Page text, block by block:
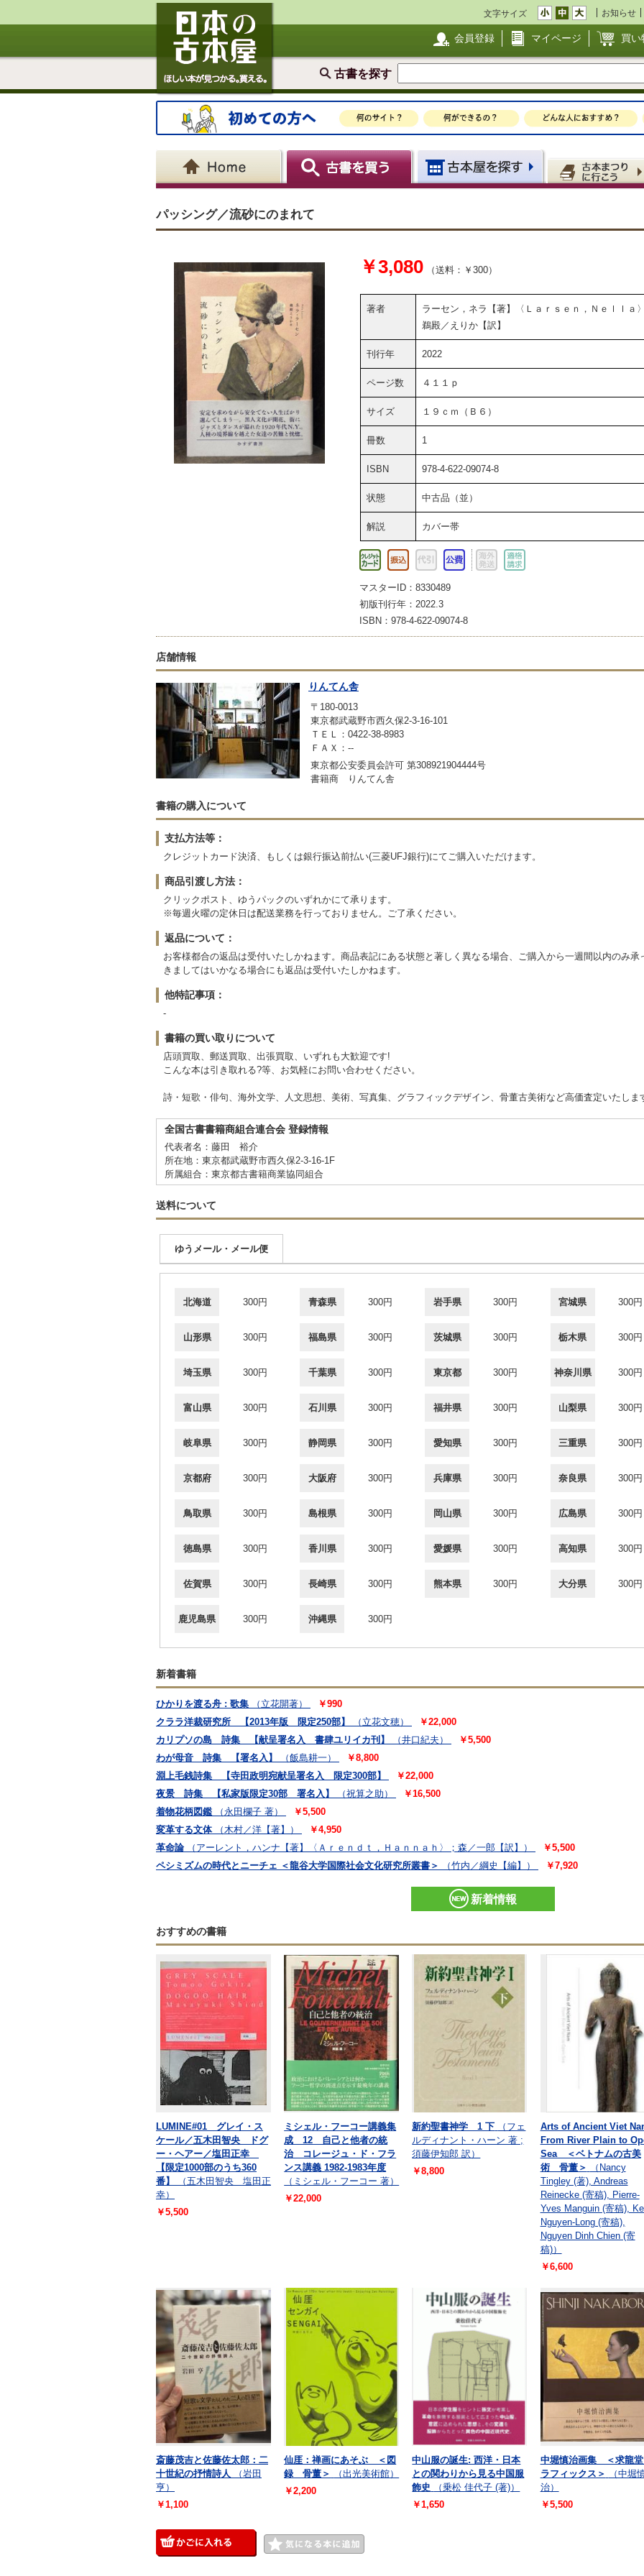
文字サイズ お知らせ
会員登録 マイページ 買い
古書を探す
パッシング／流砂にのまれて
￥3,080 （送料：￥300）
著者
ラーセン，ネラ【著】〈Ｌａｒｓｅｎ，Ｎｅｌｌａ
鵜殿／えりか【訳】
刊行年 2022
ページ数 ４１１ｐ
サイズ １９ｃｍ（Ｂ６）
冊数 1
ISBN 978-4-622-09074-8
状態 中古品（並）
解説 カバー帯
マスターID：8330489
初版刊行年：2022.3
ISBN：978-4-622-09074-8
店舗情報
りんてん舎
〒180-0013
東京都武蔵野市西久保2-3-16-101
ＴＥＬ：0422-38-8983
ＦＡＸ：--
東京都公安委員会許可 第308921904444号
書籍商 りんてん舎
書籍の購入について
支払方法等：
クレジットカード決済、もしくは銀行振込前払い(三菱UFJ銀行)にてご購入いただけます。
商品引渡し方法：
クリックポスト、ゆうパックのいずれかにて承ります。
※毎週火曜の定休日は配送業務を行っておりません。ご了承ください。
返品について：
お客様都合の返品は受付いたしかねます。商品表記にある状態と著しく異なる場合、ご購入から一週間以内のみ
きましてはいかなる場合にも返品は受付いたしかねます。
他特記事項：
-
書籍の買い取りについて
店頭買取、郵送買取、出張買取、いずれも大歓迎です!
こんな本は引き取れる?等、お気軽にお問い合わせください。
詩・短歌・俳句、海外文学、人文思想、美術、写真集、グラフィックデザイン、骨董古美術など高価査定いたしま
全国古書書籍商組合連合会 登録情報
代表者名：藤田 裕介
所在地：東京都武蔵野市西久保2-3-16-1F
所属組合：東京都古書籍商業協同組合
送料について
ゆうメール・メール便
北海道 300円 青森県 300円 岩手県 300円 宮城県 300円
山形県 300円 福島県 300円 茨城県 300円 栃木県 300円
埼玉県 300円 千葉県 300円 東京都 300円 神奈川県 300円
富山県 300円 石川県 300円 福井県 300円 山梨県 300円
岐阜県 300円 静岡県 300円 愛知県 300円 三重県 300円
京都府 300円 大阪府 300円 兵庫県 300円 奈良県 300円
鳥取県 300円 島根県 300円 岡山県 300円 広島県 300円
徳島県 300円 香川県 300円 愛媛県 300円 高知県 300円
佐賀県 300円 長崎県 300円 熊本県 300円 大分県 300円
鹿児島県 300円 沖縄県 300円
新着書籍
ひかりを渡る舟 : 歌集 （立花開著）
￥990
クララ洋裁研究所 【2013年版 限定250部】
（立花文穂）
￥22,000
カリプソの島 詩集 【献呈署名入 書肆ユリイカ刊】
（井口紀夫）
￥5,500
わが母音 詩集 【署名入】
（飯島耕一）
￥8,800
淵上毛銭詩集 【寺田政明宛献呈署名入 限定300部】
￥22,000
夜景 詩集 【私家版限定30部 署名入】
（祝算之助）
￥16,500
着物花柄図鑑
（永田欄子 著）
￥5,500
変革する文体
（木村／洋【著】）
￥4,950
革命論
（アーレント，ハンナ【著】〈Ａｒｅｎｄｔ，Ｈａｎｎａｈ〉；森／一郎【訳】）
￥5,500
ペシミズムの時代とニーチェ ＜龍谷大学国際社会文化研究所叢書＞
（竹内／綱史【編】） ￥7,920
新着情報
おすすめの書籍
LUMINE#01 グレイ・ス
ケール／五木田智央 ドグ
ー・ヘアー／塩田正幸
【限定1000部のうち360
番】
（五木田智央 塩田正
幸）
￥5,500
ミシェル・フーコー講義集
成 12 自己と他者の統
治 コレージュ・ド・フラ
ンス講義 1982-1983年度
（ミシェル・フーコー 著）
￥22,000
新約聖書神学 1 下
（フェ
ルディナント・ハーン 著 ;
須藤伊知郎 訳）
￥8,800
Arts of Ancient Viet
From River Plain to
Sea ＜ベトナムの古美
術 骨董＞
（Nancy
Tingley (著), Andreas
Reinecke (寄稿), Pierre-
Yves Manguin (寄稿),
Nguyen-Long (寄稿),
Nguyen Dinh Chien (寄
稿)）
￥6,600
斎藤茂吉と佐藤佐太郎：二
十世紀の抒情詩人
（岩田
亨）
￥1,100
仙厓：禅画にあそぶ ＜図
録 骨董＞
（出光美術館）
￥2,200
中山服の誕生: 西洋・日本
との関わりから見る中国服
飾史
（乗松 佳代子 (著)）
￥1,650
中堀慎治画集 ＜求龍
ラフィックス＞
（中堀
治）
￥5,500